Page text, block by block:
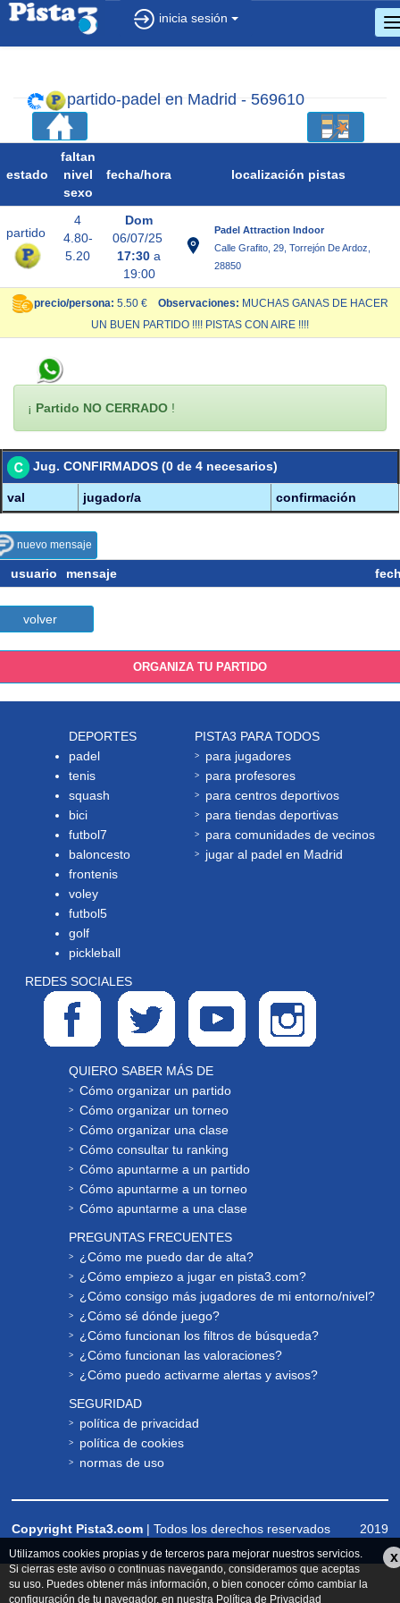
inicia sesión
Utilizamos cookies propias y de terceros para mejorar nuestros servicios.
Si cierras este aviso o continuas navegando, consideramos que aceptas
su uso. Puedes obtener más información, o bien conocer cómo cambiar la
configuración de tu navegador, en nuestra Política de Privacidad
x
partido-padel en Madrid - 569610
estado
faltan
nivel
sexo
fecha/hora localización pistas
partido
4
4.80-
5.20
Dom
06/07/25
17:30 a
19:00
Padel Attraction Indoor
Calle Grafito, 29, Torrejón De Ardoz,
28850
precio/persona: 5.50 € Observaciones: MUCHAS GANAS DE HACER
UN BUEN PARTIDO !!!! PISTAS CON AIRE !!!!
¡ Partido NO CERRADO !
Jug. CONFIRMADOS (0 de 4 necesarios)
val jugador/a confirmación
nuevo mensaje
usuario mensaje
volver
ORGANIZA TU PARTIDO
DEPORTES
padel
tenis
squash
bici
futbol7
baloncesto
frontenis
voley
futbol5
golf
pickleball
PISTA3 PARA TODOS
para jugadores
para profesores
para centros deportivos
para tiendas deportivas
para comunidades de vecinos
jugar al padel en Madrid
REDES SOCIALES
QUIERO SABER MÁS DE
Cómo organizar un partido
Cómo organizar un torneo
Cómo organizar una clase
Cómo consultar tu ranking
Cómo apuntarme a un partido
Cómo apuntarme a un torneo
Cómo apuntarme a una clase
PREGUNTAS FRECUENTES
¿Cómo me puedo dar de alta?
¿Cómo empiezo a jugar en pista3.com?
¿Cómo consigo más jugadores de mi entorno/nivel?
¿Cómo sé dónde juego?
¿Cómo funcionan los filtros de búsqueda?
¿Cómo funcionan las valoraciones?
¿Cómo puedo activarme alertas y avisos?
SEGURIDAD
política de privacidad
política de cookies
normas de uso
Copyright Pista3.com | Todos los derechos reservados 2019